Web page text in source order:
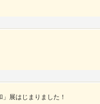
」展はじまりました！